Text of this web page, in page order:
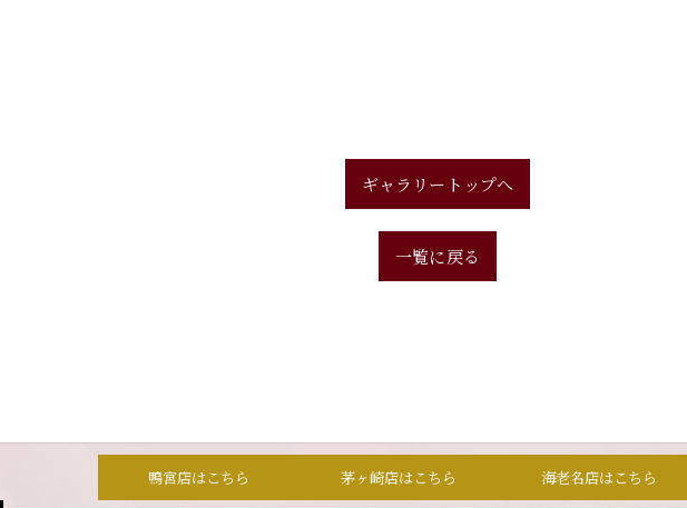
ギャラリートップへ
一覧に戻る
鴨宮店はこちら 茅ヶ崎店はこちら 海老名店はこちら